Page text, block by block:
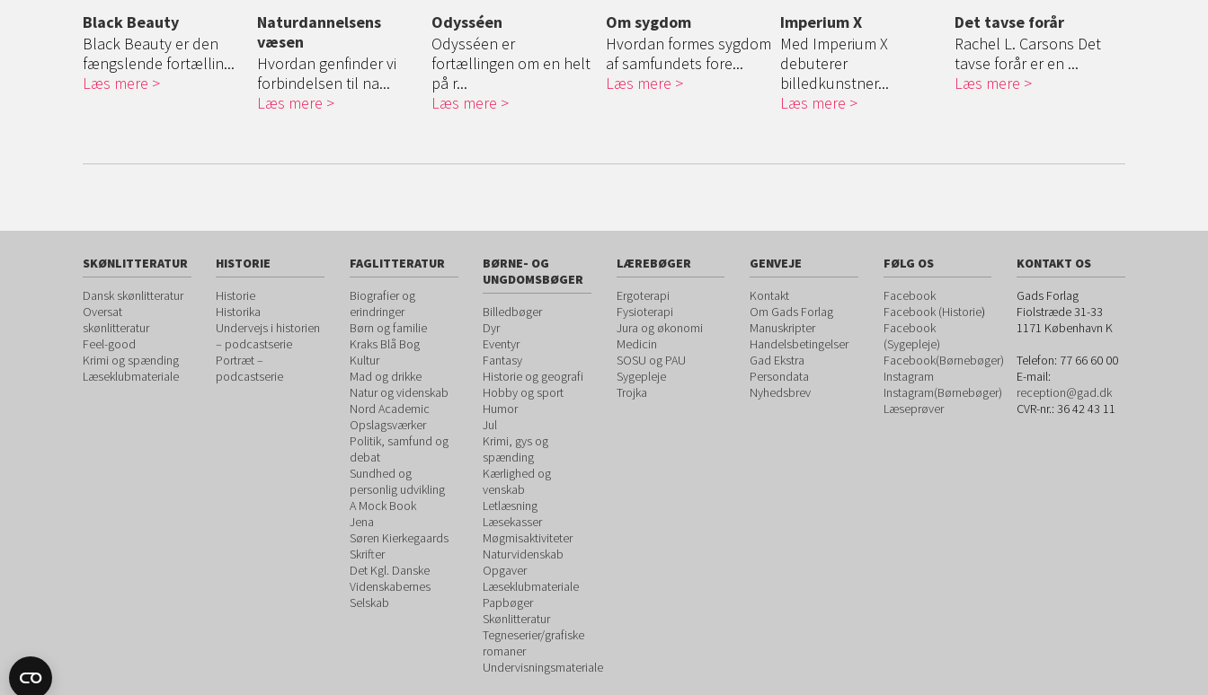
Black Beauty
Black Beauty er den
fængslende fortællin...
Læs mere
Naturdannelsens
væsen
Hvordan genfinder vi
forbindelsen til na...
Læs mere
Odysséen
Odysséen er
fortællingen om en helt
på r...
Læs mere
Om sygdom
Hvordan formes sygdom
af samfundets fore...
Læs mere
Imperium X
Med Imperium X
debuterer
billedkunstner...
Læs mere
Det tavse forår
Rachel L. Carsons Det
tavse forår er en ...
Læs mere
SKØNLITTERATUR
Dansk skønlitteratur
Oversat
skønlitteratur
Feel-good
Krimi og spænding
Læseklubmateriale
HISTORIE
Historie
Historika
Undervejs i historien
– podcastserie
Portræt –
podcastserie
FAGLITTERATUR
Biografier og
erindringer
Børn og familie
Kraks Blå Bog
Kultur
Mad og drikke
Natur og videnskab
Nord Academic
Opslagsværker
Politik, samfund og
debat
Sundhed og
personlig udvikling
A Mock Book
Jena
Søren Kierkegaards
Skrifter
Det Kgl. Danske
Videnskabernes
Selskab
BØRNE- OG
UNGDOMSBØGER
Billedbøger
Dyr
Eventyr
Fantasy
Historie og geografi
Hobby og sport
Humor
Jul
Krimi, gys og
spænding
Kærlighed og
venskab
Letlæsning
Læsekasser
Møgmisaktiviteter
Naturvidenskab
Opgaver
Læseklubmateriale
Papbøger
Skønlitteratur
Tegneserier/grafiske
romaner
Undervisningsmateriale
LÆREBØGER
Ergoterapi
Fysioterapi
Jura og økonomi
Medicin
SOSU og PAU
Sygepleje
Trojka
GENVEJE
Kontakt
Om Gads Forlag
Manuskripter
Handelsbetingelser
Gad Ekstra
Persondata
Nyhedsbrev
FØLG OS
Facebook
Facebook (Historie)
Facebook
(Sygepleje)
Facebook(Børnebøger)
Instagram
Instagram(Børnebøger)
Læseprøver
KONTAKT OS
Gads Forlag
Fiolstræde 31-33
1171 København K
Telefon: 77 66 60 00
E-mail:
reception@gad.dk
CVR-nr.: 36 42 43 11